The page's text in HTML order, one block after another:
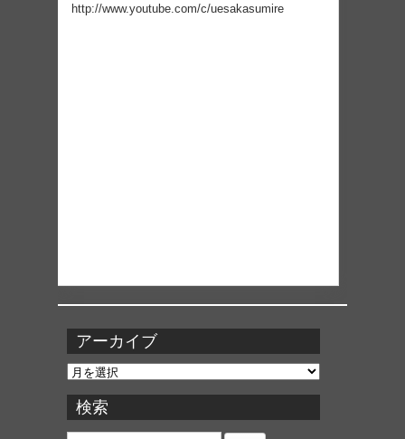
http://www.youtube.com/c/uesakasumire
アーカイブ
ア
カ
イ
ブ
検索
検